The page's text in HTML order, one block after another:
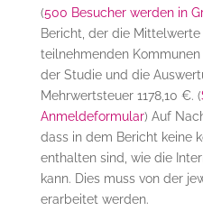
(500 Besucher werden in
Bericht, der die
teilnehmenden
der Studie und die
Mehrwertsteuer 1178,10 €. (
Anmeldeformular) Auf
dass in dem Bericht keine
enthalten sind, wie die
kann. Dies muss von der
erarbeitet werden.